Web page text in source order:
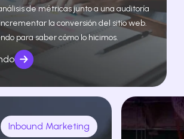
de métricas junto a una auditoría
la conversión del sitio web.
para saber cómo lo hicimos.
Inbound Marketing